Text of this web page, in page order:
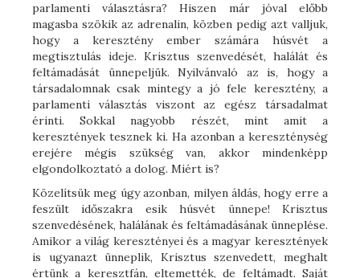
parlamenti választásra? Hiszen már jóval előbb
magasba szökik az adrenalin, közben pedig azt valljuk,
hogy a keresztény ember számára húsvét a
megtisztulás ideje. Krisztus szenvedését, halálát és
feltámadását ünnepeljük. Nyilvánvaló az is, hogy a
társadalomnak csak mintegy a jó fele keresztény, a
parlamenti választás viszont az egész társadalmat
érinti. Sokkal nagyobb részét, mint amit a
keresztények tesznek ki. Ha azonban a kereszténység
erejére mégis szükség van, akkor mindenképp
elgondolkoztató a dolog. Miért is?
Közelítsük meg úgy azonban, milyen áldás, hogy erre a
feszült időszakra esik húsvét ünnepe! Krisztus
szenvedésének, halálának és feltámadásának ünneplése.
Amikor a világ keresztényei és a magyar keresztények
is ugyanazt ünneplik, Krisztus szenvedett, meghalt
értünk a keresztfán, eltemették, de feltámadt. Saját